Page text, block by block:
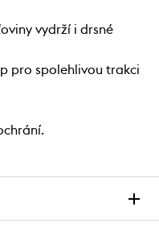
vydrží i drsné
pro spolehlivou trakci